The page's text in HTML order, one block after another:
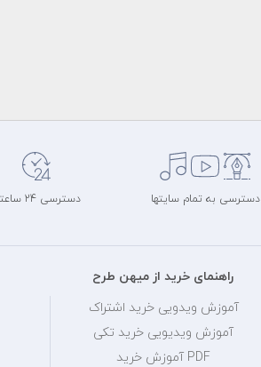
دسترسی به تمام سایتها دسترسی 24 ساعته
راهنمای خرید از میهن طرح
آموزش ویدویی خرید اشتراک
آموزش ویدیویی خرید تکی
PDF آموزش خرید